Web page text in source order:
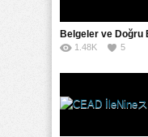
1.48K 5